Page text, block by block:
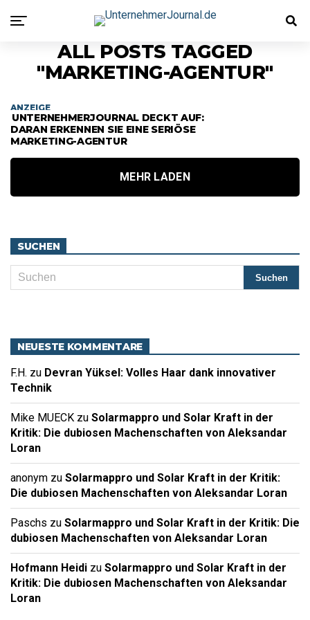
ALL POSTS TAGGED
"MARKETING-AGENTUR"
ANZEIGE
UNTERNEHMERJOURNAL DECKT AUF:
DARAN ERKENNEN SIE EINE SERIÖSE
MARKETING-AGENTUR
MEHR LADEN
SUCHEN
NEUESTE KOMMENTARE
F.H. zu Devran Yüksel: Volles Haar dank innovativer
Technik
Mike MUECK zu Solarmappro und Solar Kraft in der
Kritik: Die dubiosen Machenschaften von Aleksandar
Loran
anonym zu Solarmappro und Solar Kraft in der Kritik:
Die dubiosen Machenschaften von Aleksandar Loran
Paschs zu Solarmappro und Solar Kraft in der Kritik: Die
dubiosen Machenschaften von Aleksandar Loran
Hofmann Heidi zu Solarmappro und Solar Kraft in der
Kritik: Die dubiosen Machenschaften von Aleksandar
Loran